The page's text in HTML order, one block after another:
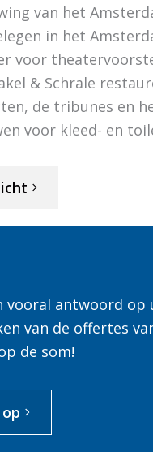
van het
in het
voor
& Schrale
de tribunes en
voor kleed- en
vooral antwoord op
van de offertes
de som!